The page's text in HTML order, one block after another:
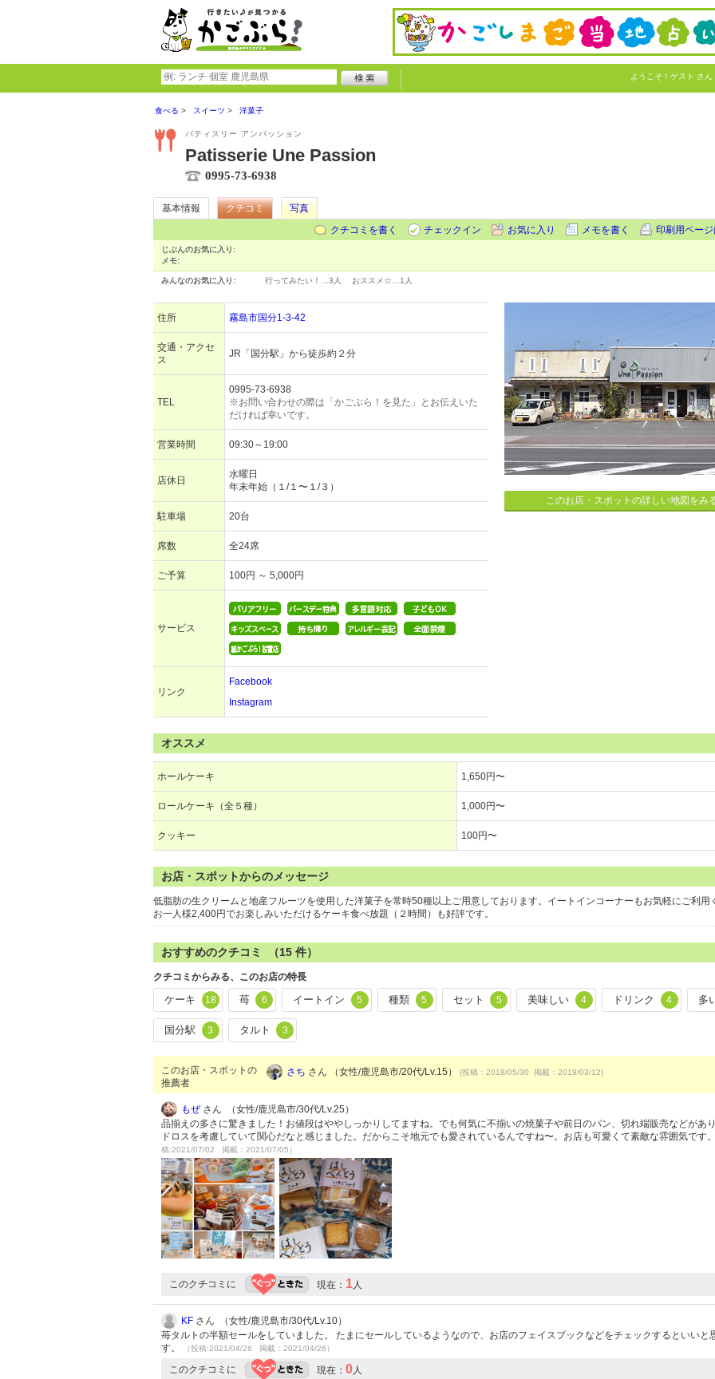
ようこそ！ ゲスト さん
食べる スイーツ 洋菓子
パティスリー アンパッション
Patisserie Une Passion
0995-73-6938
基本情報 クチコミ
写真
クチコミを書く
チェックイン お気に入り メモを書く 印刷用ページ
じぶんのお気に入り:
メモ:
みんなのお気に入り: 行ってみたい！… 3人 おススメ☆… 1人
住所 霧島市国分1-3-42
交通・アクセ
ス
JR「国分駅」から徒歩約２分
TEL
0995-73-6938
※お問い合わせの際は「かごぶら！を見た」とお伝えいた
だければ幸いです。
営業時間 09:30～19:00
店休日
水曜日
年末年始（１/１〜１/３）
駐車場 20台
席数 全24席
ご予算 100円 ～ 5,000円
サービス
リンク
Facebook
Instagram
このお店・スポットの詳しい地図をみ
オススメ
ホールケーキ 1,650円〜
ロールケーキ（全５種） 1,000円〜
クッキー 100円〜
お店・スポットからのメッセージ
低脂肪の生クリームと地産フルーツを使用した洋菓子を常時50種以上ご用意しております。イートインコーナーもお気軽にご利用
お一人様2,400円でお楽しみいただけるケーキ食べ放題（２時間）も好評です。
おすすめのクチコミ （15 件）
クチコミからみる、このお店の特長
ケーキ 18 苺 6 イートイン 5 種類 5 セット 5 美味しい 4 ドリンク 4 多
国分駅 3 タルト 3
このお店・スポットの
推薦者
さち さん （女性/鹿児島市/20代/Lv.15） (投稿：2018/05/30 掲載：2019/03/12)
もぜさん （女性/鹿児島市/30代/Lv.25）
品揃えの多さに驚きました！お値段はややしっかりしてますね。でも何気に不揃いの焼菓子や前日のパン、切れ端販売などがあ
ドロスを考慮していて関心だなと感じました。だからこそ地元でも愛されているんですね〜。お店も可愛くて素敵な雰囲気です。
稿:2021/07/02 掲載：2021/07/05）
このクチコミに 現在： 1人
KF さん （女性/鹿児島市/30代/Lv.10）
苺タルトの半額セールをしていました。 たまにセールしているようなので、お店のフェイスブックなどをチェックするといいと
す。
（投稿:2021/04/26 掲載：2021/04/26）
このクチコミに 現在： 0人